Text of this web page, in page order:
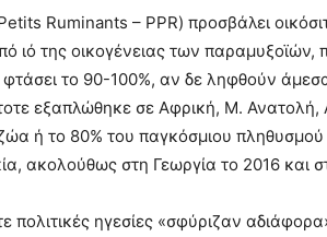
Ruminants – PPR) προσβάλει
ιό της οικογένειας των παραμυξοϊών,
το 90-100%, αν δε ληφθούν
εξαπλώθηκε σε Αφρική, Μ. Ανατολή,
ή το 80% του παγκόσμιου πληθυσμού
ακολούθως στη Γεωργία το 2016 και
ηγεσίες «σφύριζαν